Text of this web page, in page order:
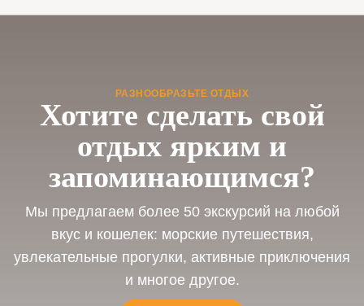
РАЗНООБРАЗЬТЕ ОТДЫХ
Хотите сделать свой
отдых ярким и
запоминающимся?
Мы предлагаем более 50 экскурсий на любой
вкус и кошелек: морские путешествия,
увлекательные прогулки, активные приключения
и многое другое.